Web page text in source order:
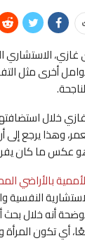
الاستشاري
أخرى مثل
خلال
وهذا يرجع إلى
عكس ما كان
بالأراضي
النفسية
أنه خلال بحث
أي تكون المرأة